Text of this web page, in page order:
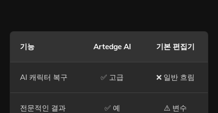
기능 Artedge AI 기본 편집기
AI 캐릭터 복구 ✅ 고급 ❌ 일반 흐림
전문적인 결과 ✅ 예 ⚠️ 변수